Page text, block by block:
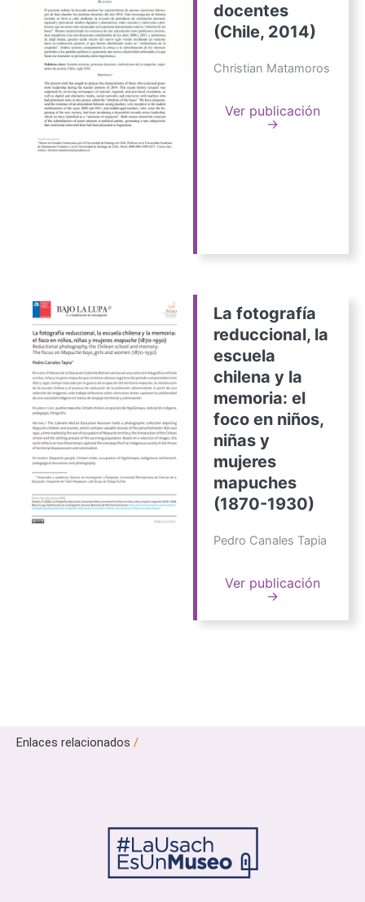
docentes
(Chile, 2014)
Christian Matamoros
Ver publicación
→
La fotografía
reduccional, la
escuela
chilena y la
memoria: el
foco en niños,
niñas y
mujeres
mapuches
(1870-1930)
Pedro Canales Tapia
Ver publicación
→
Enlaces relacionados /